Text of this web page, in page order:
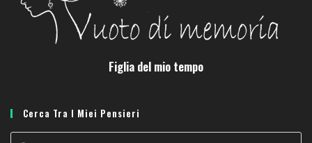
Figlia del mio tempo
Cerca Tra I Miei Pensieri